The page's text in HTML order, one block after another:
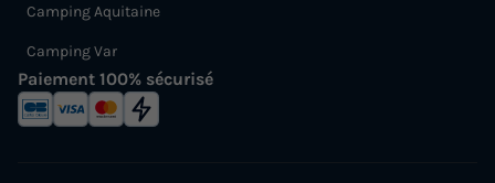
Camping Aquitaine
Camping Var
Paiement 100% sécurisé